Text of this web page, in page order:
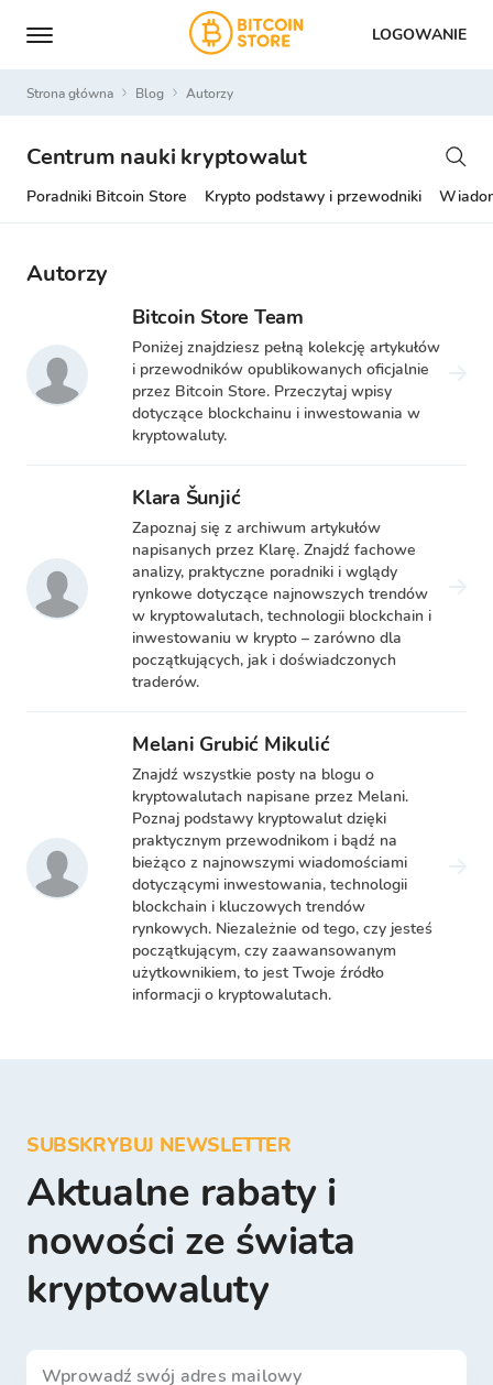
LOGOWANIE
Strona główna Blog Autorzy
Centrum nauki kryptowalut
Poradniki Bitcoin Store Krypto podstawy i przewodniki
Autorzy
Bitcoin Store Team
Poniżej znajdziesz pełną kolekcję artykułów
i przewodników opublikowanych oficjalnie
przez Bitcoin Store. Przeczytaj wpisy
dotyczące blockchainu i inwestowania w
kryptowaluty.
Klara Šunjić
Zapoznaj się z archiwum artykułów
napisanych przez Klarę. Znajdź fachowe
analizy, praktyczne poradniki i wglądy
rynkowe dotyczące najnowszych trendów
w kryptowalutach, technologii blockchain i
inwestowaniu w krypto – zarówno dla
początkujących, jak i doświadczonych
traderów.
Melani Grubić Mikulić
Znajdź wszystkie posty na blogu o
kryptowalutach napisane przez Melani.
Poznaj podstawy kryptowalut dzięki
praktycznym przewodnikom i bądź na
bieżąco z najnowszymi wiadomościami
dotyczącymi inwestowania, technologii
blockchain i kluczowych trendów
rynkowych. Niezależnie od tego, czy jesteś
początkującym, czy zaawansowanym
użytkownikiem, to jest Twoje źródło
informacji o kryptowalutach.
SUBSKRYBUJ NEWSLETTER
Aktualne rabaty i
nowości ze świata
kryptowaluty